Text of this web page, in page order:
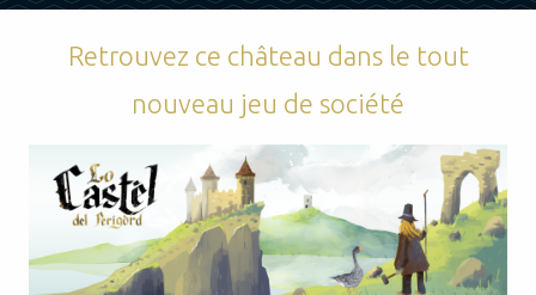
Retrouvez ce château dans le tout
nouveau jeu de société